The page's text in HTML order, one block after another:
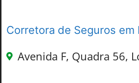
Corretora de Seguros em
Avenida F, Quadra 56,